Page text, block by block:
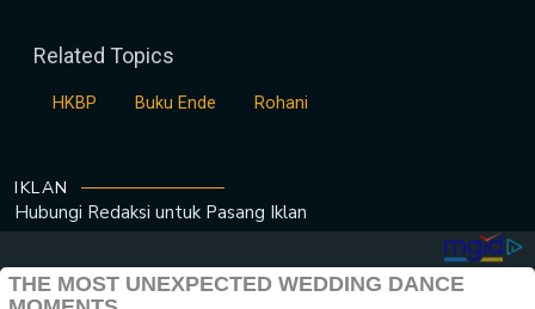
Related Topics
HKBP Buku Ende Rohani
IKLAN
Hubungi Redaksi untuk Pasang Iklan